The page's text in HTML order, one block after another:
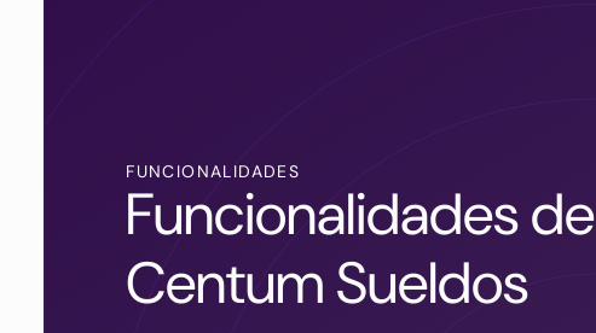
FUNCIONALIDADES
Funcionalidades de
Centum Sueldos